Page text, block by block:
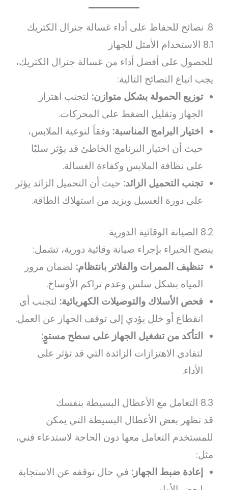
8. نصائح للحفاظ على أداء غسالة جنرال الكتريك
8.1 الاستخدام الأمثل للجهاز
للحصول على أفضل أداء من غسالة جنرال الكتريك،
يجب اتباع النصائح التالية:
توزيع الحمولة بشكل متوازن: لتجنب اهتزاز
الجهاز وتقليل الضغط على المحركات.
اختيار البرامج المناسبة: وفقاً لنوعية الملابس،
حيث أن اختيار البرنامج الخاطئ قد يؤثر سلبًا
على نظافة الملابس وكفاءة الغسالة.
تجنب التحميل الزائد: حيث أن التحميل الزائد يؤثر
على دورة الغسيل ويزيد من استهلاك الطاقة.
8.2 الصيانة الوقائية الدورية
ينصح الخبراء بإجراء صيانة وقائية دورية، تشمل:
تنظيف الممرات والفلاتر بانتظام: لضمان مرور
المياه بشكل سلس وعدم تراكم الأوساخ.
فحص الأسلاك والتوصيلات الكهربائية: لتجنب أي
انقطاع أو خلل يؤدي إلى توقف الجهاز عن العمل.
التأكد من تشغيل الجهاز على سطح مستوٍ:
لتفادي الاهتزازات الزائدة التي قد تؤثر على
الأداء.
8.3 التعامل مع الأعطال البسيطة بنفسك
قد تظهر بعض الأعطال البسيطة التي يمكن
للمستخدم التعامل معها دون الحاجة لاستدعاء فني،
مثل:
إعادة ضبط الجهاز: في حال توقفه عن الاستجابة